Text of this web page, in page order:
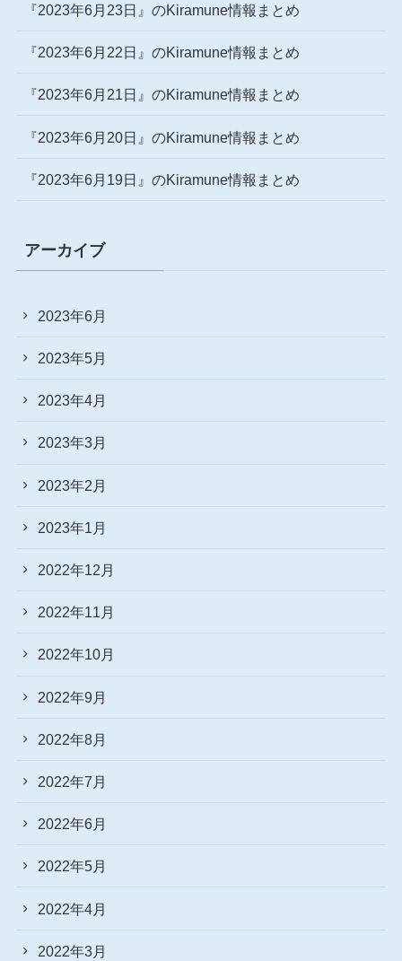
『2023年6月23日』のKiramune情報まとめ
『2023年6月22日』のKiramune情報まとめ
『2023年6月21日』のKiramune情報まとめ
『2023年6月20日』のKiramune情報まとめ
『2023年6月19日』のKiramune情報まとめ
アーカイブ
2023年6月
2023年5月
2023年4月
2023年3月
2023年2月
2023年1月
2022年12月
2022年11月
2022年10月
2022年9月
2022年8月
2022年7月
2022年6月
2022年5月
2022年4月
2022年3月